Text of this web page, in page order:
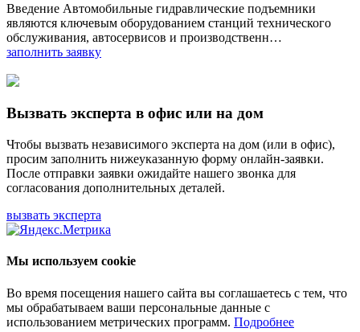
Введение Автомобильные гидравлические подъемники
являются ключевым оборудованием станций технического
обслуживания, автосервисов и производственн…
заполнить заявку
Вызвать эксперта в офис или на дом
Чтобы вызвать независимого эксперта на дом (или в офис),
просим заполнить нижеуказанную форму онлайн-заявки.
После отправки заявки ожидайте нашего звонка для
согласования дополнительных деталей.
вызвать эксперта
Мы используем cookie
Во время посещения нашего сайта вы соглашаетесь с тем, что
мы обрабатываем ваши персональные данные с
использованием метрических программ. Подробнее